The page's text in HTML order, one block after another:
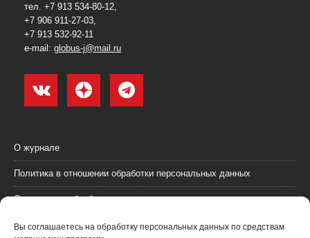
Вы соглашаетесь на обработку персональных данных по средствам
тел. +7 913 534-80-12,
+7 906 911-27-03,
+7 913 532-92-11
e-mail: globus-j@mail.ru
О журнале
Политика в отношении обработки персональных данных
Согласие на обработку персональных данных
Пользовательское соглашение (оферта)